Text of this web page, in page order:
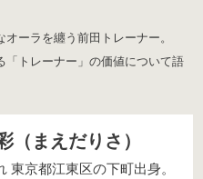
ーラを纏う前田トレーナー。
トレーナー」の価値について語
まえだりさ）
東京都江東区の下町出身。